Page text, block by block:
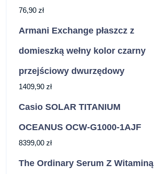
76,90 zł
Armani Exchange płaszcz z
domieszką wełny kolor czarny
przejściowy dwurzędowy
1409,90 zł
Casio SOLAR TITANIUM
OCEANUS OCW-G1000-1AJF
8399,00 zł
The Ordinary Serum Z Witaminą